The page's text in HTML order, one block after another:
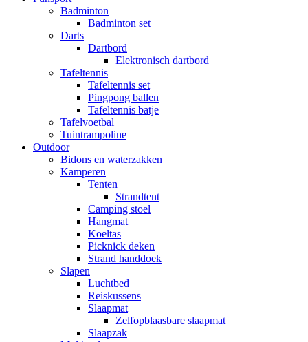
Badminton
Badminton set
Darts
Dartbord
Elektronisch dartbord
Tafeltennis
Tafeltennis set
Pingpong ballen
Tafeltennis batje
Tafelvoetbal
Tuintrampoline
Outdoor
Bidons en waterzakken
Kamperen
Tenten
Strandtent
Camping stoel
Hangmat
Koeltas
Picknick deken
Strand handdoek
Slapen
Luchtbed
Reiskussens
Slaapmat
Zelfopblaasbare slaapmat
Slaapzak